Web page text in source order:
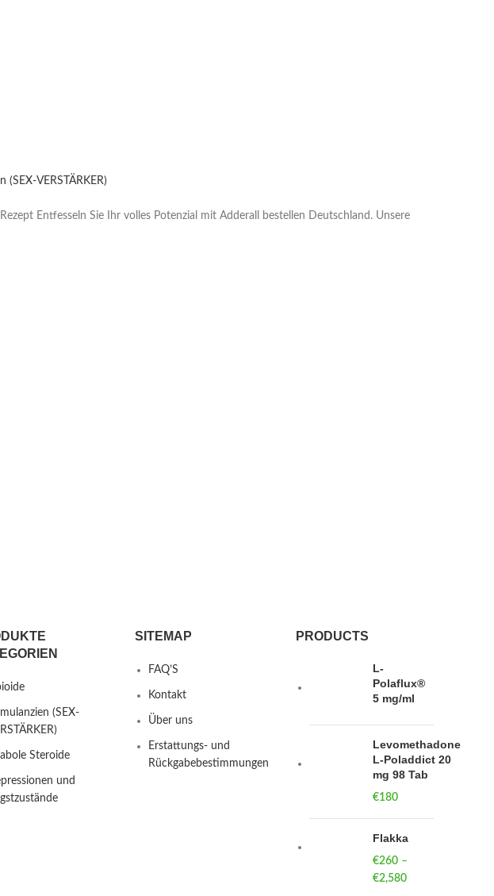
(SEX-VERSTÄRKER)
Entfesseln Sie Ihr volles Potenzial mit Adderall bestellen Deutschland. Unsere
(SEX-
Steroide
und
SITEMAP
FAQ’S
Kontakt
Über uns
Erstattungs- und
Rückgabebestimmungen
PRODUCTS
L-
Polaflux®
5 mg/ml
Levomethadone
L-Poladdict 20
mg 98 Tab
€180
Flakka
€260 –
€2,580